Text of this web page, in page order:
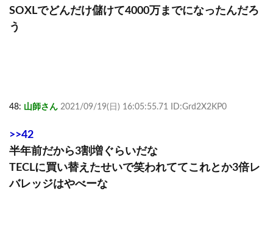
SOXLでどんだけ儲けて4000万までになったんだろ
う
48: 山師さん 2021/09/19(日) 16:05:55.71 ID:Grd2X2KP0
>>42
半年前だから3割増ぐらいだな
TECLに買い替えたせいで笑われててこれとか3倍レ
バレッジはやべーな